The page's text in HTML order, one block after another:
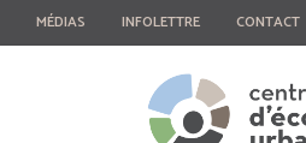
MÉDIAS INFOLETTRE CONTACT